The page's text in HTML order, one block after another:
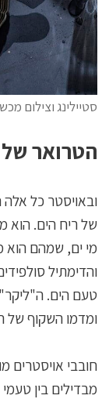
סטיילינג וצילום
הטרואר
ובאויסטר כל אלה
מי ים, שמהם הוא
והדימתיל
טעם הים. ה"ליקר"
ומדמו השקוף של
חובבי אויסטרים
מבדילים בין